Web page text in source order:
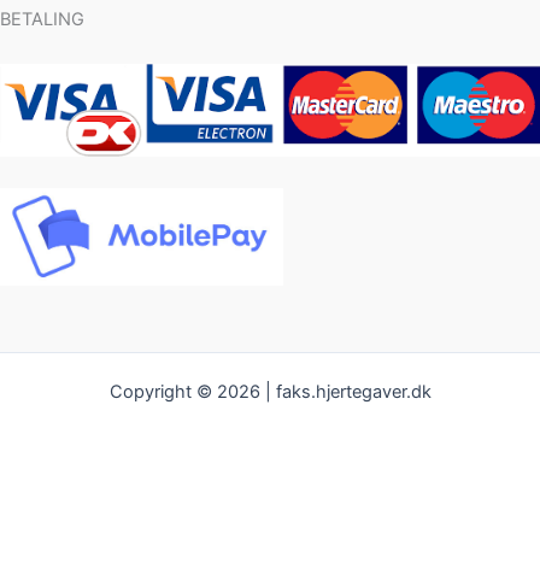
BETALING
Copyright © 2026 | faks.hjertegaver.dk